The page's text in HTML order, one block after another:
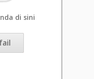
di sini